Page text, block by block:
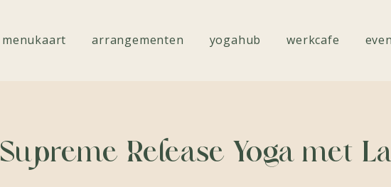
menukaart arrangementen yogahub werkcafe
Supreme Release Yoga met